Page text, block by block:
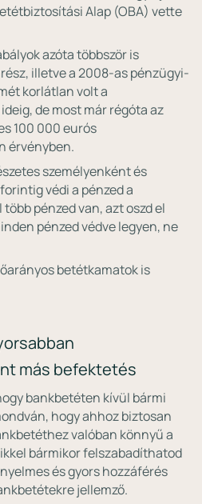
Alap (OBA) vette
azóta többször is
illetve a 2008-as pénzügyi-
korlátlan volt a
de most már régóta az
100 000 eurós
érvényben.
személyenként és
védi a pénzed a
pénzed van, azt oszd el
pénzed védve legyen, ne
betétkamatok is
más befektetés
bankbetéten kívül bármi
hogy ahhoz biztosan
valóban könnyű a
bármikor felszabadíthatod
és gyors hozzáférés
jellemző.